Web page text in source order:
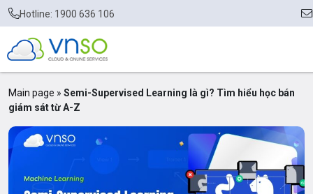
Hotline: 1900 636 106
Main page » Semi-Supervised Learning là gì? Tìm hiểu học bán
giám sát từ A-Z